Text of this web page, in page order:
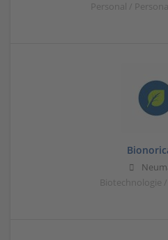
Personal /
Biotechnologie